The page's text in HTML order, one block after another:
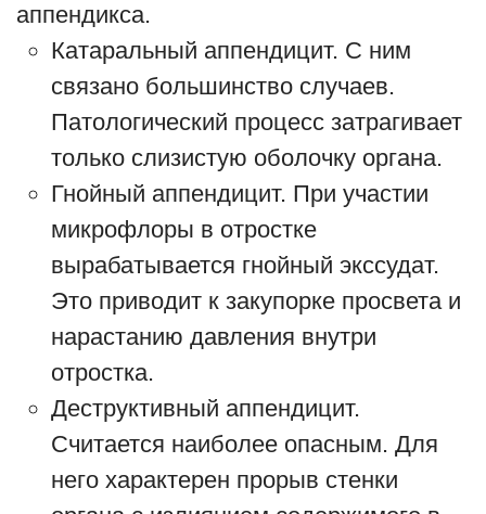
аппендикса.
Катаральный аппендицит. С ним
связано большинство случаев.
Патологический процесс затрагивает
только слизистую оболочку органа.
Гнойный аппендицит. При участии
микрофлоры в отростке
вырабатывается гнойный экссудат.
Это приводит к закупорке просвета и
нарастанию давления внутри
отростка.
Деструктивный аппендицит.
Считается наиболее опасным. Для
него характерен прорыв стенки